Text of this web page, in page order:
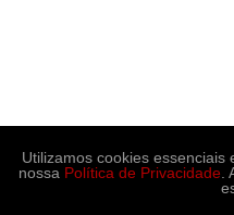
Utilizamos cookies
nossa Política de Privacidade